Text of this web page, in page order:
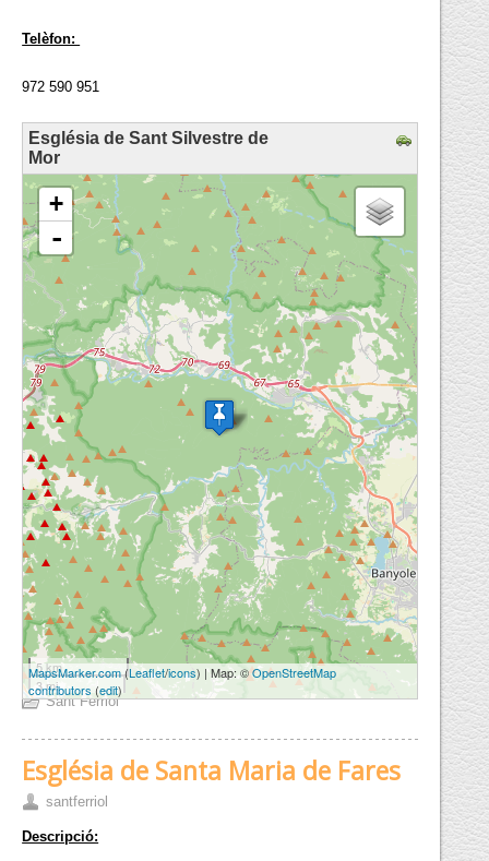
Telèfon:
972 590 951
Església de Sant Silvestre de
Mor
loading map - please wait...
+
-
5 km
3 mi
MapsMarker.com(Leaflet/icons) | Map: ©OpenStreetMap
contributors(edit)
Sant Ferriol
Església de Santa Maria de Fares
santferriol
Descripció: